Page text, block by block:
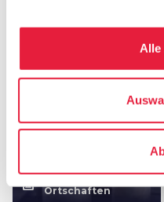
Alle
photo_size_select_actual
Städte und
Ortschaften
favorite_border